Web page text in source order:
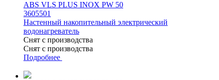
ABS VLS PLUS INOX PW 50
3605501
Настенный накопительный электрический
водонагреватель
Снят с производства
Снят с производства
Подробнее